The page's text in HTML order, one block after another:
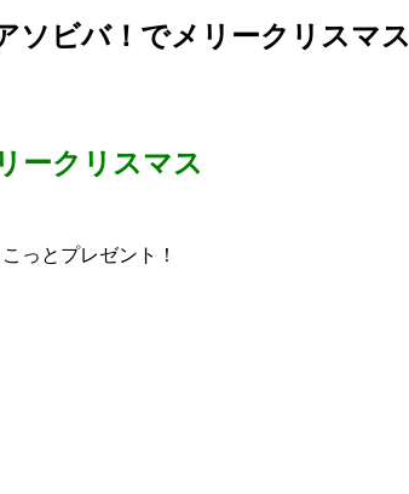
ソビバ！でメリークリスマス
ークリスマス
っとプレゼント！